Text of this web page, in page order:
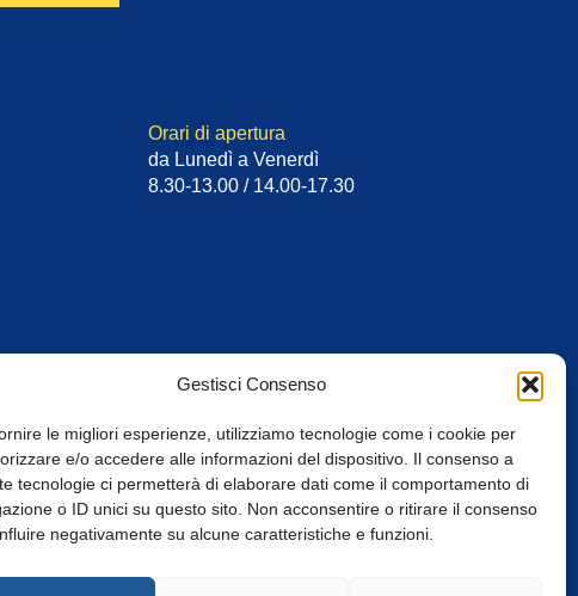
Gestisci Consenso
le migliori esperienze, utilizziamo tecnologie come i cookie per
e/o accedere alle informazioni del dispositivo. Il consenso a
tecnologie ci permetterà di elaborare dati come il comportamento di
o ID unici su questo sito. Non acconsentire o ritirare il consenso
negativamente su alcune caratteristiche e funzioni.
Orari di apertura
da Lunedì a Venerdì
8.30-13.00 / 14.00-17.30